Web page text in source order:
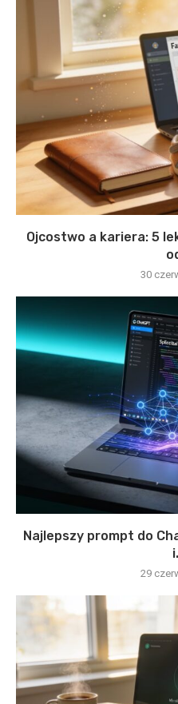
Ojcostwo a kariera: 5
30
Najlepszy prompt do
29